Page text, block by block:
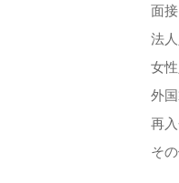
面接
法
女
外
再
そ